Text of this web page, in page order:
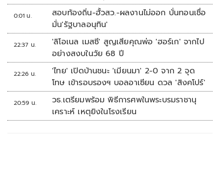
0:01 น.
สอบท้องถิ่น-ฮั้วสว.-ผลงานไม่ออก บั่นทอนเชื่อ
มั่น'รัฐบาลอนุทิน'
22:37 น.
'ลิโอเนล เมสซี' สูญเสียคุณพ่อ 'ฮอร์เก' จากไป
อย่างสงบในวัย 68 ปี
22:26 น.
'ไทย' เปิดบ้านชนะ 'เมียนมา' 2-0 จาก 2 จุด
โทษ เข้ารอบรองฯ บอลอาเซียน ดวล 'สิงคโปร์'
20:59 น.
วธ.เตรียมพร้อม พิธีการศพในพระบรมราชานุ
เคราะห์ เหตุยิงในโรงเรียน